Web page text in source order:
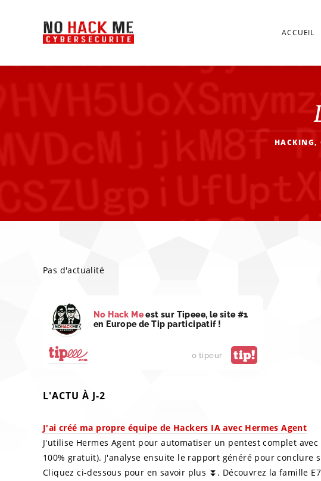
ACCUEIL
HACKING,
Pas d'actualité
No Hack Meest sur Tipeee, le site #1
en Europe de Tip participatif !
0 tipeur tip!
L'ACTU À J-2
J'ai créé ma propre équipe de Hackers IA avec Hermes Agent
J'utilise Hermes Agent pour automatiser un pentest complet avec
100% gratuit). J'analyse ensuite le rapport généré pour conclure
Cliquez ci-dessous pour en savoir plus ⏬. Découvrez la famille